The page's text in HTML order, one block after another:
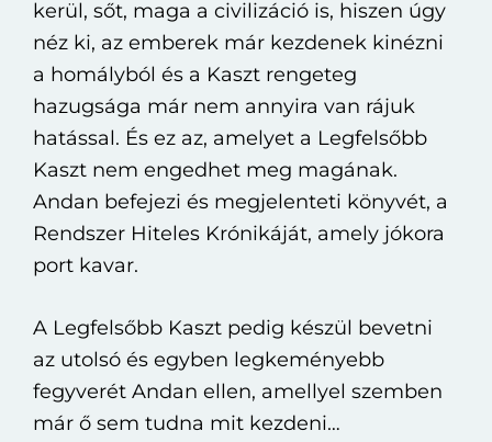
kerül, sőt, maga a civilizáció is, hiszen úgy
néz ki, az emberek már kezdenek kinézni
a homályból és a Kaszt rengeteg
hazugsága már nem annyira van rájuk
hatással. És ez az, amelyet a Legfelsőbb
Kaszt nem engedhet meg magának.
Andan befejezi és megjelenteti könyvét, a
Rendszer Hiteles Krónikáját, amely jókora
port kavar.
A Legfelsőbb Kaszt pedig készül bevetni
az utolsó és egyben legkeményebb
fegyverét Andan ellen, amellyel szemben
már ő sem tudna mit kezdeni…